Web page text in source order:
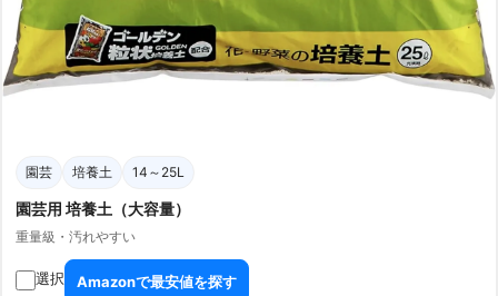
園芸 培養土 14～25L
園芸用 培養土（大容量）
重量級・汚れやすい
選択 Amazonで最安値を探す